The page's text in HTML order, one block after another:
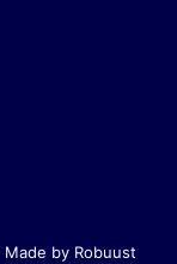
Made by Robuust